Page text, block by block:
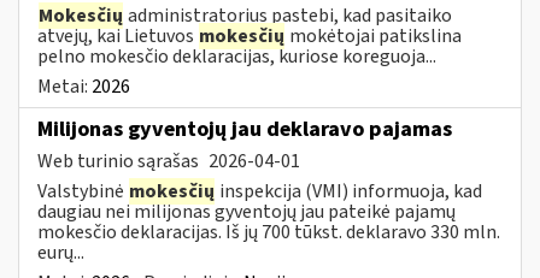
Mokesčių administratorius pastebi, kad pasitaiko
atvejų, kai Lietuvos mokesčių mokėtojai patikslina
pelno mokesčio deklaracijas, kuriose koreguoja...
Metai: 2026
Milijonas gyventojų jau deklaravo pajamas
Web turinio sąrašas 2026-04-01
Valstybinė mokesčių inspekcija (VMI) informuoja, kad
daugiau nei milijonas gyventojų jau pateikė pajamų
mokesčio deklaracijas. Iš jų 700 tūkst. deklaravo 330 mln.
eurų...